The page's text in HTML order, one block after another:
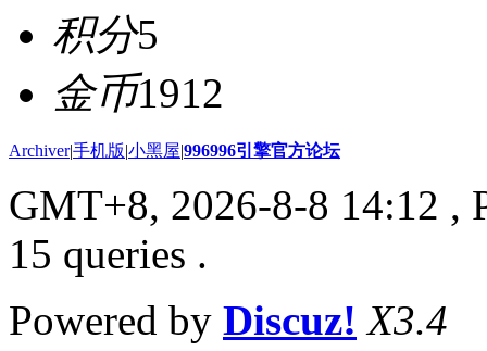
积分5
金币1912
Archiver|手机版|小黑屋|996996引擎官方论坛
GMT+8, 2026-8-8 14:12 ,
15 queries .
Powered by Discuz! X3.4